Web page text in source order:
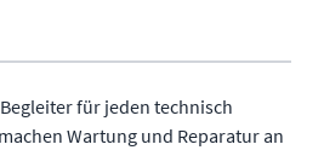
für jeden technisch
Wartung und Reparatur an